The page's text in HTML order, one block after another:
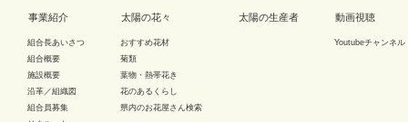
事業紹介
組合長あいさつ
組合概要
施設概要
沿革／組織図
組合員募集
太陽の花々
おすすめ花材
菊類
葉物・熱帯花き
花のあるくらし
県内のお花屋さん検索
太陽の生産者 動画視聴
Youtubeチャンネル